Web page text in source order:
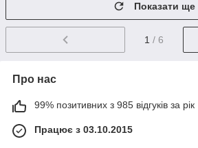
Показати ще
1 / 6
Про нас
99% позитивних з 985 відгуків за рік
Працює з 03.10.2015